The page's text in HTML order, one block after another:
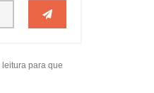
para que